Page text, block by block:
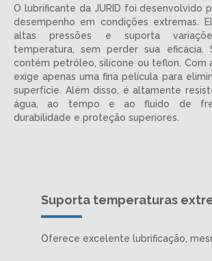
O lubrificante da JURID foi desenvolvido
desempenho em condições extremas.
altas pressões e suporta
temperatura, sem perder sua eficácia.
contém petróleo, silicone ou teflon. Com
exige apenas uma fina película para
superfície. Além disso, é altamente
água, ao tempo e ao fluido de
durabilidade e proteção superiores.
Suporta temperaturas
Oferece excelente lubrificação,